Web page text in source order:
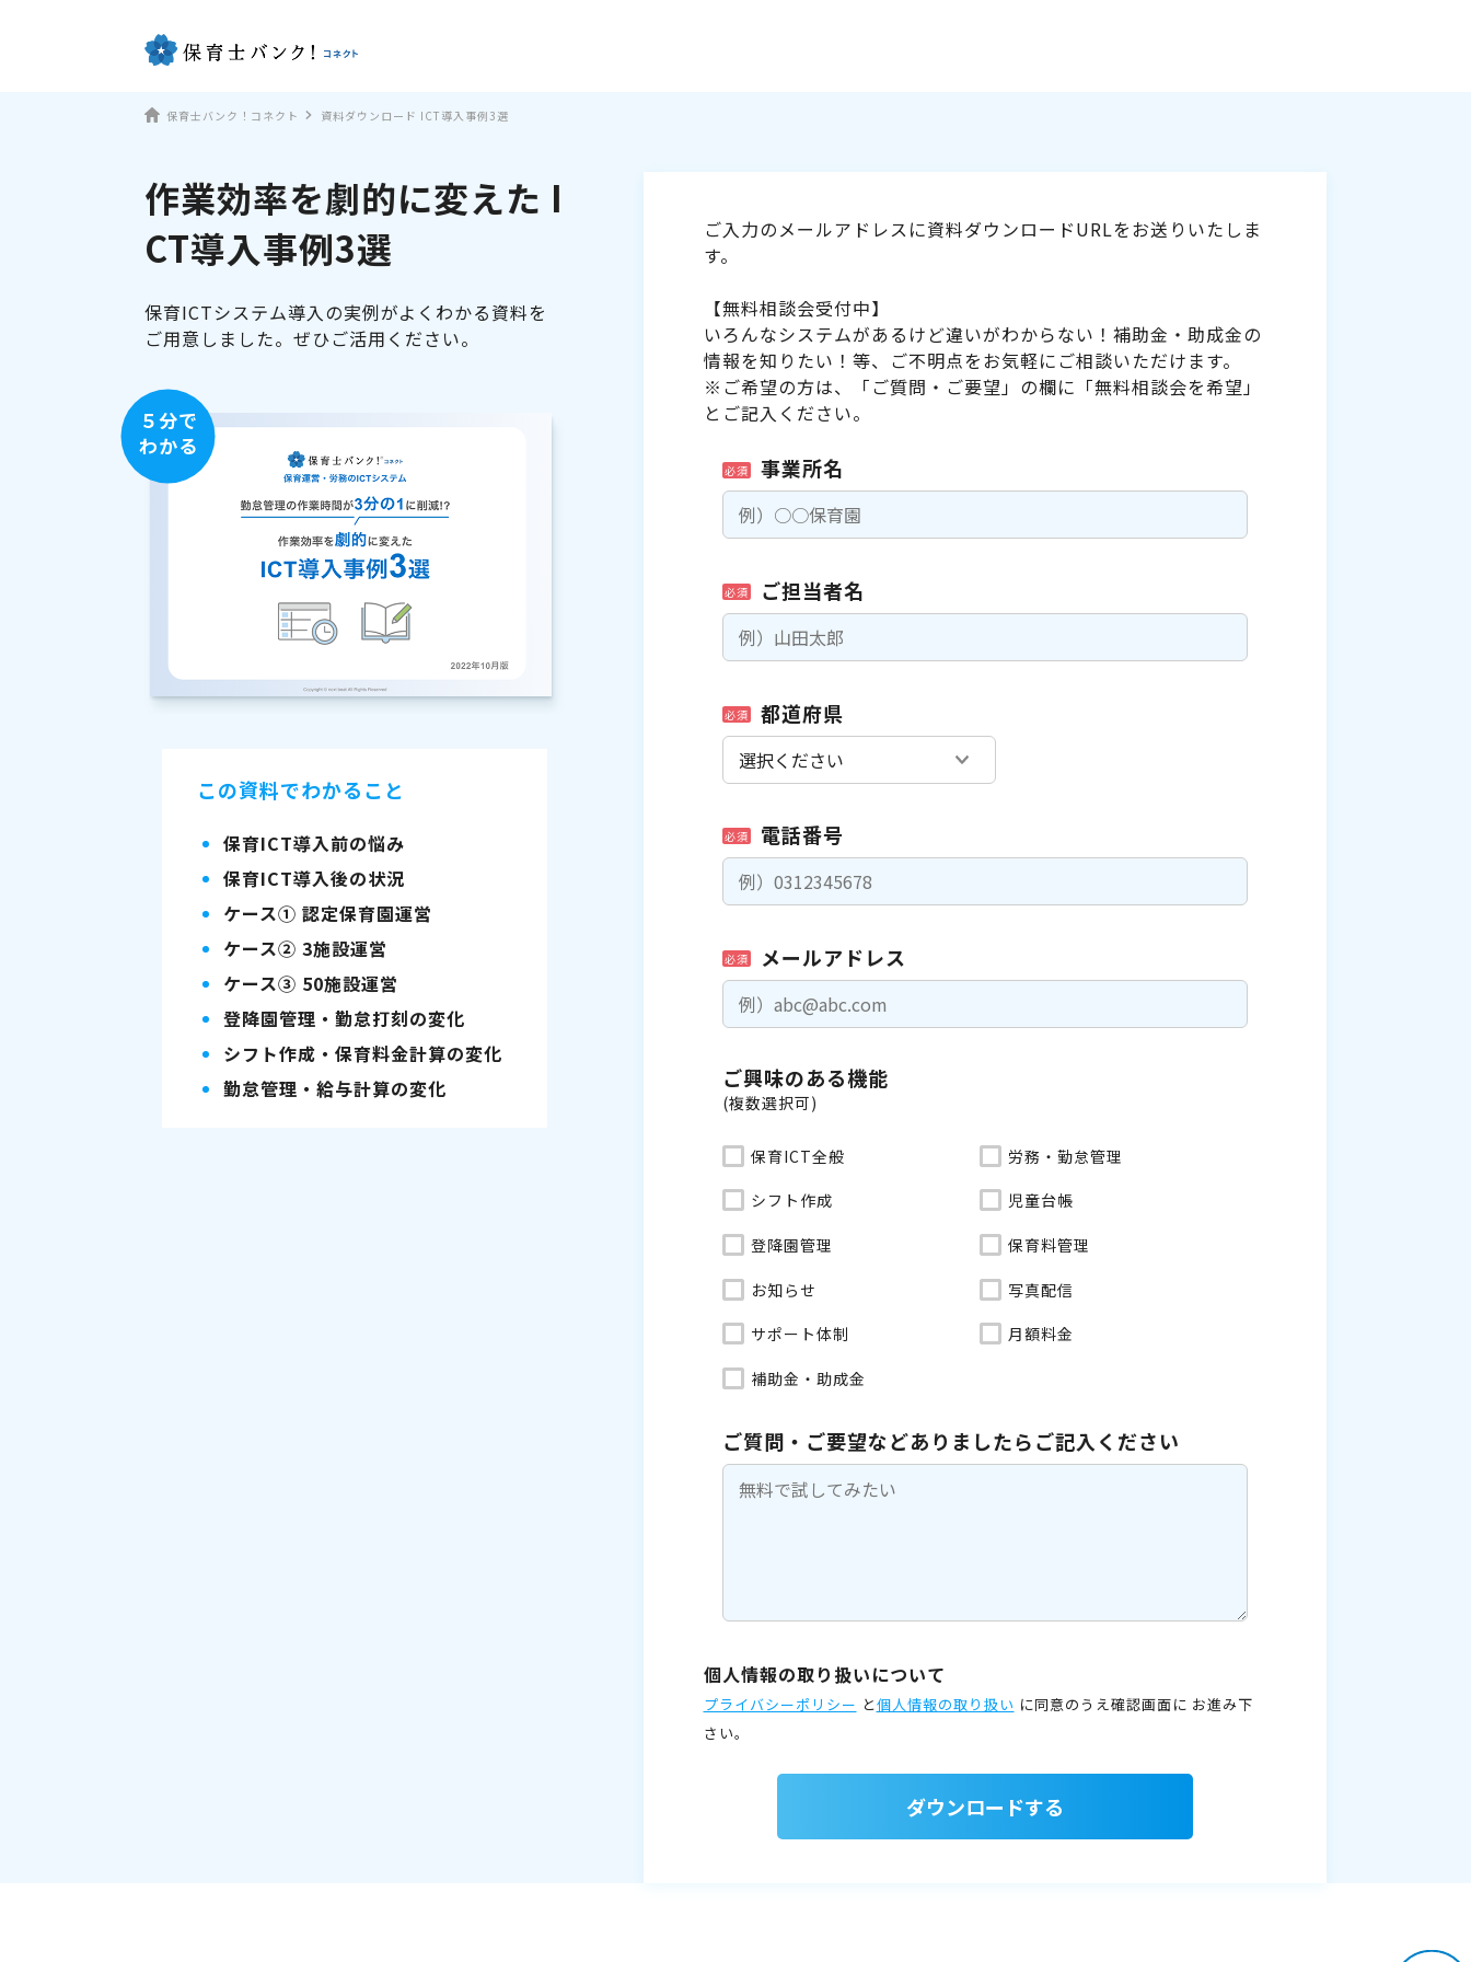
保育士バンク！コネクト 資料ダウンロード ICT導入事例3選
作業効率を劇的に変えた I
CT導入事例3選
保育ICTシステム導入の実例がよくわかる資料を
ご用意しました。ぜひご活用ください。
５分で
わかる
この資料でわかること
保育ICT導入前の悩み
保育ICT導入後の状況
ケース① 認定保育園運営
ケース② 3施設運営
ケース③ 50施設運営
登降園管理・勤怠打刻の変化
シフト作成・保育料金計算の変化
勤怠管理・給与計算の変化
ご入力のメールアドレスに資料ダウンロードURLをお送りいたしま
す。
【無料相談会受付中】
いろんなシステムがあるけど違いがわからない！補助金・助成金の
情報を知りたい！等、ご不明点をお気軽にご相談いただけます。
※ご希望の方は、「ご質問・ご要望」の欄に「無料相談会を希望」
とご記入ください。
必須 事業所名
必須 ご担当者名
必須 都道府県
必須 電話番号
必須 メールアドレス
ご興味のある機能
(複数選択可)
保育ICT全般 労務・勤怠管理
シフト作成 児童台帳
登降園管理 保育料管理
お知らせ 写真配信
サポート体制 月額料金
補助金・助成金
ご質問・ご要望などありましたらご記入ください
個人情報の取り扱いについて
プライバシーポリシー と個人情報の取り扱い に同意のうえ確認画面に お進み下
さい。
ダウンロードする